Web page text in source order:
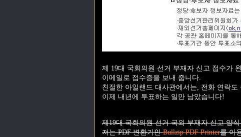
제 19대 국회의원 선거 부재자 신고 접수가
이메일로 접수증을 보내 줍니다.
친절한 아일랜드 대사관에서는, 전화 연락도
이제 내년에 투표하는 일만 남았습니다!
제19대 국회의원 선거 국외 부재자 신고 양
저는 PDF 변환기인Bullzip PDF Printer를 이